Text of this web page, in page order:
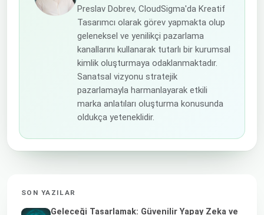
Preslav Dobrev, CloudSigma'da Kreatif
Tasarımcı olarak görev yapmakta olup
geleneksel ve yenilikçi pazarlama
kanallarını kullanarak tutarlı bir kurumsal
kimlik oluşturmaya odaklanmaktadır.
Sanatsal vizyonu stratejik
pazarlamayla harmanlayarak etkili
marka anlatıları oluşturma konusunda
oldukça yeteneklidir.
SON YAZILAR
Geleceği Tasarlamak: Güvenilir Yapay Zeka ve